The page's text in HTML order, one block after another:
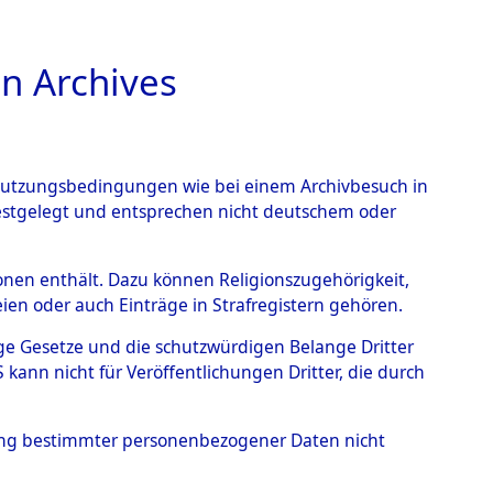
ausländische
aus
→0001 (84609619)
Archives
wie bei einem Archivbesuch in
und entsprechen nicht deutschem oder
enthält. Dazu können Religionszugehörigkeit,
oder auch Einträge in Strafregistern gehören.
Gesetze und die schutzwürdigen Belange Dritter
kann nicht für Veröffentlichungen Dritter, die durch
bestimmter personenbezogener Daten nicht